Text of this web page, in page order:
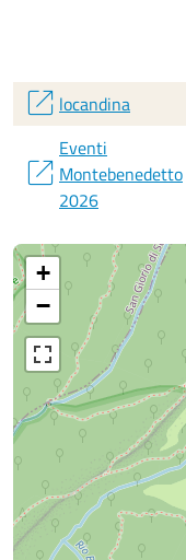
open_in_new locandina
open_in_new
Eventi
Montebenedetto
2026
+
−